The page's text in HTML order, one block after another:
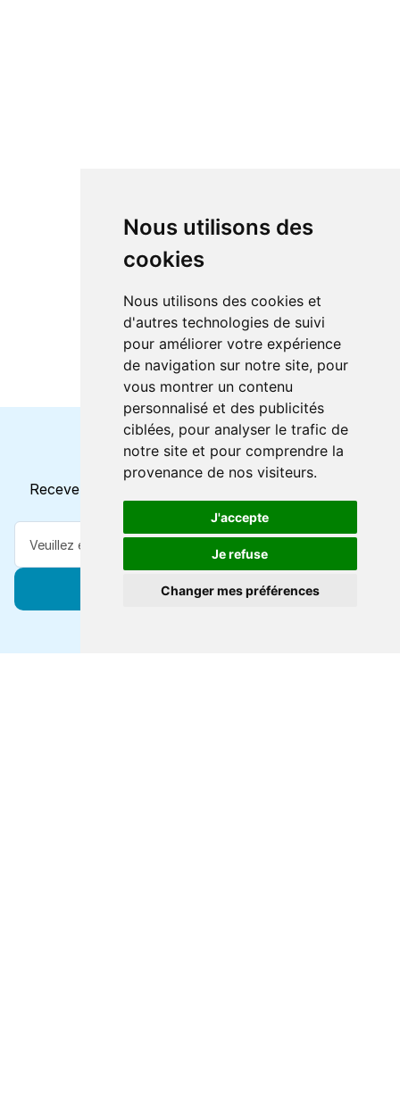
Nous utilisons des
cookies
Nous utilisons des cookies et
d'autres technologies de suivi
pour améliorer votre expérience
de navigation sur notre site, pour
vous montrer un contenu
personnalisé et des publicités
ciblées, pour analyser le trafic de
notre site et pour comprendre la
provenance de nos visiteurs.
J'accepte
Je refuse
Changer mes préférences
Horaires et offres actuels
Recevez toutes les mises à jour dans votre e-mail
S'abonner